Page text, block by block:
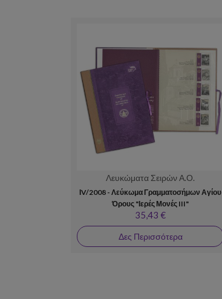
Λευκώματα Σειρών Α.Ο.
ΙV/2008 - Λεύκωμα Γραμματοσήμων Αγίου
Όρους "Ιερές Μονές III"
35,43 €
Δες Περισσότερα